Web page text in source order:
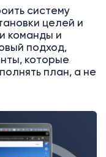
систему
целей и
команды и
подход,
которые
план, а не